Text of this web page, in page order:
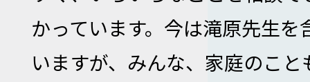
かっています。今は滝原先生
いますが、みんな、家庭のこ